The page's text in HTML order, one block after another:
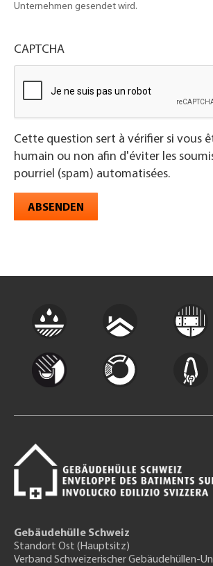
Unternehmen gesendet wird.
CAPTCHA
Cette question sert à vérifier si vous
humain ou non afin d'éviter les
pourriel (spam) automatisées.
ABSENDEN
Gebäudehülle Schweiz
Standort Ost (Hauptsitz)
Verband Schweizerischer Gebäudehüllen-